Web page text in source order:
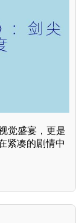
觉盛宴，更是
紧凑的剧情中